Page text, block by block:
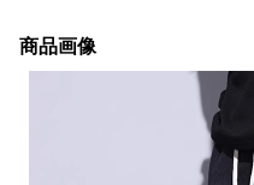
商品画像